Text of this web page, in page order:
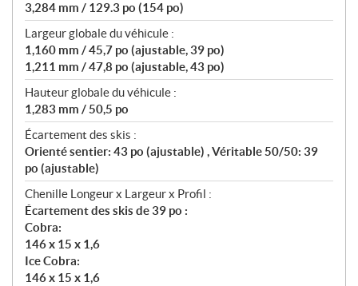
3,284 mm / 129.3 po (154 po)
Largeur globale du véhicule :
1,160 mm / 45,7 po (ajustable, 39 po)
1,211 mm / 47,8 po (ajustable, 43 po)
Hauteur globale du véhicule :
1,283 mm / 50,5 po
Écartement des skis :
Orienté sentier: 43 po (ajustable) , Véritable 50/50: 39
po (ajustable)
Chenille Longeur x Largeur x Profil :
Écartement des skis de 39 po :
Cobra:
146 x 15 x 1,6
Ice Cobra:
146 x 15 x 1,6